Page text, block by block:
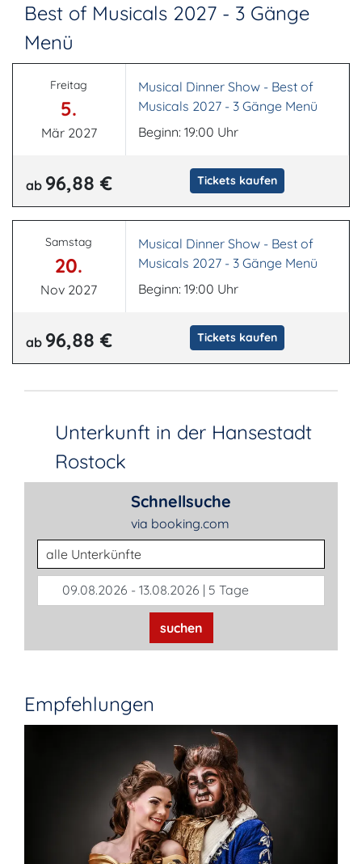
Best of Musicals 2027 - 3 Gänge
Menü
Freitag
5.
Mär 2027
Musical Dinner Show - Best of
Musicals 2027 - 3 Gänge Menü
Beginn: 19:00 Uhr
ab 96,88 € Tickets kaufen
Samstag
20.
Nov 2027
Musical Dinner Show - Best of
Musicals 2027 - 3 Gänge Menü
Beginn: 19:00 Uhr
ab 96,88 € Tickets kaufen
Unterkunft in der Hansestadt
Rostock
Schnellsuche
via booking.com
Unterkunftsart
09.08.2026 - 13.08.2026 | 5 Tage
suchen
Empfehlungen